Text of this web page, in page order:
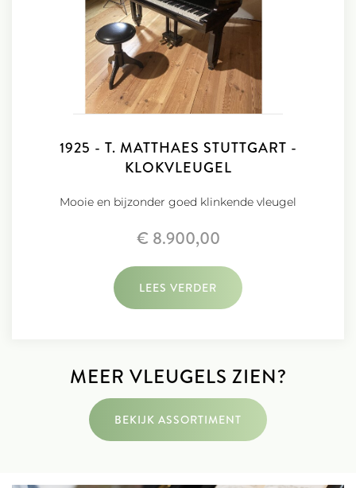
1925 - T. MATTHAES STUTTGART -
KLOKVLEUGEL
Mooie en bijzonder goed klinkende vleugel
€ 8.900,00
LEES VERDER
MEER VLEUGELS ZIEN?
BEKIJK ASSORTIMENT